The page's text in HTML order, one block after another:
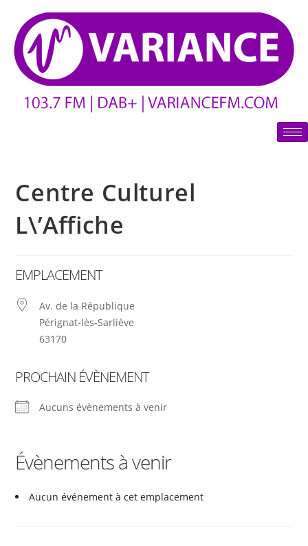
Centre Culturel
L\’Affiche
EMPLACEMENT
Av. de la République
Pérignat-lès-Sarliève
63170
PROCHAIN ÉVÈNEMENT
Aucuns évènements à venir
Évènements à venir
Aucun événement à cet emplacement